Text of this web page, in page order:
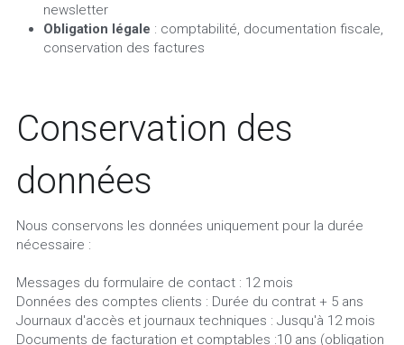
newsletter
Obligation légale : comptabilité, documentation fiscale,
conservation des factures
Conservation des
données
Nous conservons les données uniquement pour la durée
nécessaire :
Messages du formulaire de contact : 12 mois
Données des comptes clients : Durée du contrat + 5 ans
Journaux d'accès et journaux techniques : Jusqu'à 12 mois
Documents de facturation et comptables :10 ans (obligation